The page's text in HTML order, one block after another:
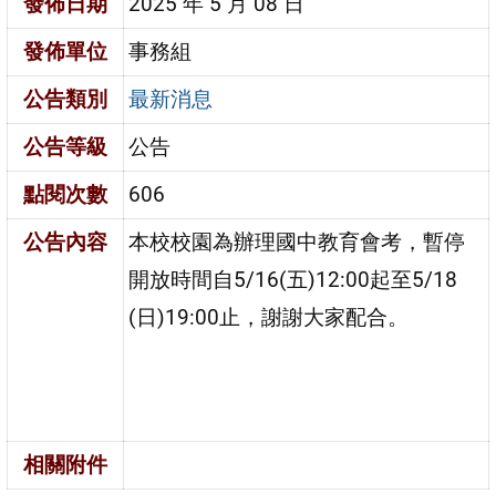
發佈單位
事務組
公告類別
最新消息
公告等級
公告
點閱次數
606
公告內容
本校校園為辦理國中教育會考，暫停
開放時間自5/16(五)12:00起至5/18
(日)19:00止，謝謝大家配合。
相關附件